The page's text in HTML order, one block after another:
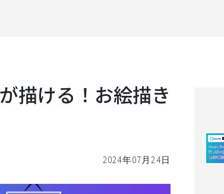
描ける！お絵描き
2024年07月24日